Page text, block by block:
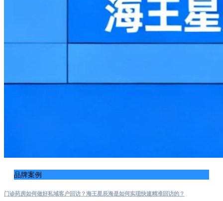
品牌案例
门诊药房如何做好私域客户回访？海王星辰海是如何实现快速精准回访的？